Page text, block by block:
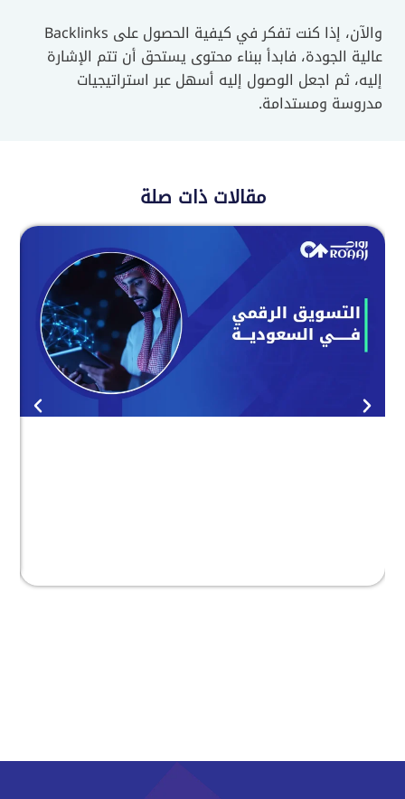
والآن، إذا كنت تفكر في كيفية الحصول على Backlinks
عالية الجودة، فابدأ ببناء محتوى يستحق أن تتم الإشارة
إليه، ثم اجعل الوصول إليه أسهل عبر استراتيجيات
مدروسة ومستدامة.
مقالات ذات صلة